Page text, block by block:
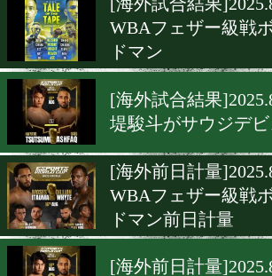
[試合結果
OPBF王者ラ
王者にTKO勝
[海外試合結果
WBAフェザ
ドマン
[海外試合結果
堤駿斗がサウ